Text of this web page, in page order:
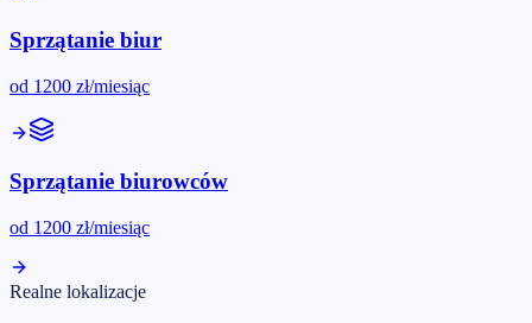
Sprzątanie biur
od 1200 zł/miesiąc
Sprzątanie biurowców
od 1200 zł/miesiąc
Realne lokalizacje